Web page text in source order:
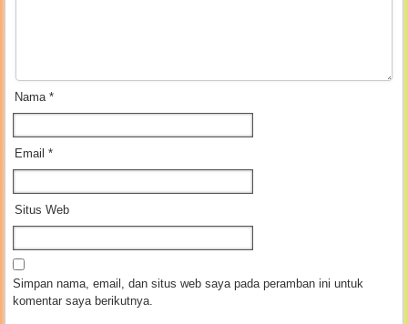
Nama *
Email *
Situs Web
Simpan nama, email, dan situs web saya pada peramban ini untuk
komentar saya berikutnya.